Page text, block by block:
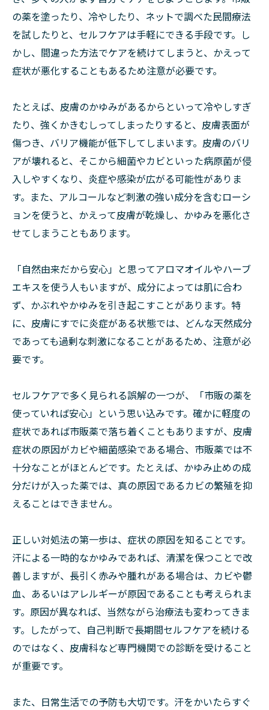
の薬を塗ったり、冷やしたり、ネットで調べた民間療法
を試したりと、セルフケアは手軽にできる手段です。し
かし、間違った方法でケアを続けてしまうと、かえって
症状が悪化することもあるため注意が必要です。
たとえば、皮膚のかゆみがあるからといって冷やしすぎ
たり、強くかきむしってしまったりすると、皮膚表面が
傷つき、バリア機能が低下してしまいます。皮膚のバリ
アが壊れると、そこから細菌やカビといった病原菌が侵
入しやすくなり、炎症や感染が広がる可能性がありま
す。また、アルコールなど刺激の強い成分を含むローシ
ョンを使うと、かえって皮膚が乾燥し、かゆみを悪化さ
せてしまうこともあります。
「自然由来だから安心」と思ってアロマオイルやハーブ
エキスを使う人もいますが、成分によっては肌に合わ
ず、かぶれやかゆみを引き起こすことがあります。特
に、皮膚にすでに炎症がある状態では、どんな天然成分
であっても過剰な刺激になることがあるため、注意が必
要です。
セルフケアで多く見られる誤解の一つが、「市販の薬を
使っていれば安心」という思い込みです。確かに軽度の
症状であれば市販薬で落ち着くこともありますが、皮膚
症状の原因がカビや細菌感染である場合、市販薬では不
十分なことがほとんどです。たとえば、かゆみ止めの成
分だけが入った薬では、真の原因であるカビの繁殖を抑
えることはできません。
正しい対処法の第一歩は、症状の原因を知ることです。
汗による一時的なかゆみであれば、清潔を保つことで改
善しますが、長引く赤みや腫れがある場合は、カビや鬱
血、あるいはアレルギーが原因であることも考えられま
す。原因が異なれば、当然ながら治療法も変わってきま
す。したがって、自己判断で長期間セルフケアを続ける
のではなく、皮膚科など専門機関での診断を受けること
が重要です。
また、日常生活での予防も大切です。汗をかいたらすぐ